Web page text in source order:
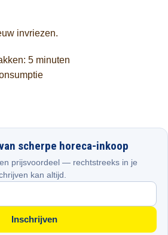
invriezen.
5 minuten
scherpe horeca-inkoop
prijsvoordeel — rechtstreeks in je
kan altijd.
Inschrijven